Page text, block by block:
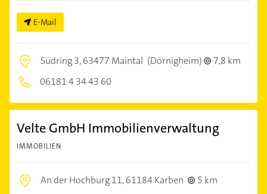
E-Mail
Südring 3,63477 Maintal (Dörnigheim)
7,8 km
06181 4 34 43 60
Velte GmbH Immobilienverwaltung
IMMOBILIEN
An der Hochburg 11,61184 Karben
5 km